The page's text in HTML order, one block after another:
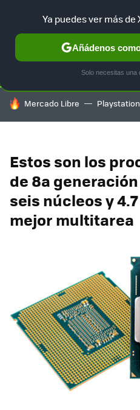
SELECCIÓN GAMING
HOY SE HABLA DE
Mercado Libre Playstation
Estos son los
de 8a
seis núcleos y
mejor multitarea
Ya puedes ver más de
Añádenos
Solo necesitas una